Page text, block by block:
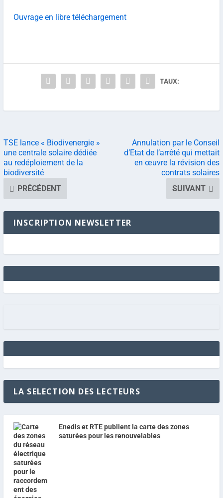
Ouvrage en libre téléchargement
TAUX:
TSE lance « Biodivenergie »
une centrale solaire dédiée
au redéploiement de la
biodiversité
PRÉCÉDENT
Annulation par le Conseil
d’Etat de l’arrêté qui mettait
en œuvre la révision des
contrats solaires
SUIVANT
INSCRIPTION NEWSLETTER
LA SELECTION DES LECTEURS
Enedis et RTE publient la carte des zones
saturées pour les renouvelables